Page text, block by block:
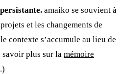
amaiko se souvient à
et les changements de
contexte s’accumule au lieu de
plus sur la mémoire
.)